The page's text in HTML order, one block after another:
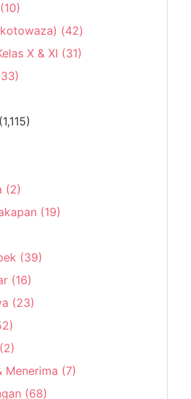
(10)
(42)
X & XI (31)
(1,115)
(2)
(19)
(39)
(16)
(23)
(2)
Menerima (7)
(68)